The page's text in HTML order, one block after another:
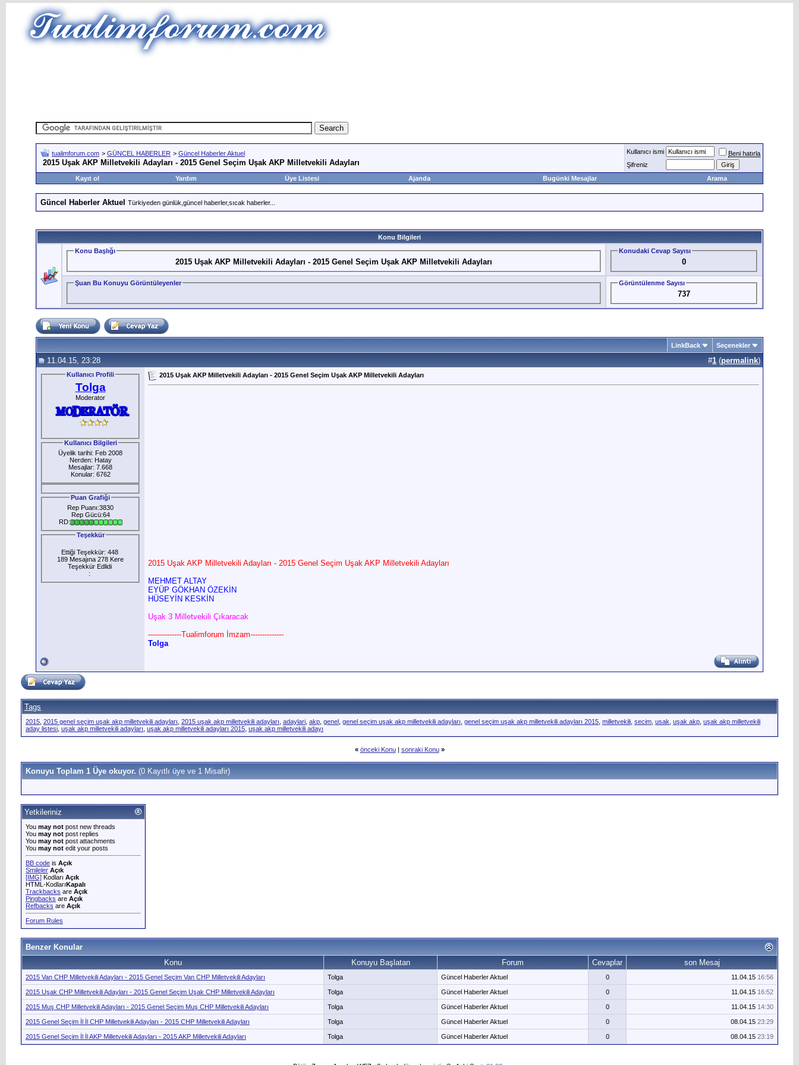
tualimforum.com > GÜNCEL HABERLER > Güncel Haberler Aktuel
2015 Uşak AKP Milletvekili Adayları - 2015 Genel Seçim Uşak AKP Milletvekili Adayları
Kullanıcı ismi
Beni hatırla
Şifreniz
Kayıt ol
Yardım Üye Listesi Ajanda Bugünki Mesajlar Arama
Güncel Haberler Aktuel Türkiyeden günlük,güncel haberler,sıcak haberler...
Konu Bilgileri
Konu Başlığı
2015 Uşak AKP Milletvekili Adayları - 2015 Genel Seçim Uşak AKP Milletvekili Adayları
Konudaki Cevap Sayısı
0
Şuan Bu Konuyu Görüntüleyenler Görüntülenme Sayısı
737
LinkBack Seçenekler
11.04.15, 23:28 #1 (permalink)
Kullanıcı Profili
Tolga
Moderator
Kullanıcı Bilgileri
Üyelik tarihi: Feb 2008
Nerden: Hatay
Mesajlar: 7.668
Konular: 6762
Puan Grafiği
Rep Puanı:3830
Rep Gücü:64
RD:
Teşekkür
Ettiği Teşekkür: 448
189 Mesajına 278 Kere
Teşekkür Edlidi
:
2015 Uşak AKP Milletvekili Adayları - 2015 Genel Seçim Uşak AKP Milletvekili Adayları
2015 Uşak AKP Milletvekili Adayları - 2015 Genel Seçim Uşak AKP Milletvekili Adayları
MEHMET ALTAY
EYÜP GÖKHAN ÖZEKİN
HÜSEYİN KESKİN
Uşak 3 Milletvekili Çıkaracak
--------------Tualimforum İmzam--------------
Tolga
Tags
2015 2015 genel seçim uşak akp milletvekili adayları 2015 uşak akp milletvekili adayları adaylari akp genel genel seçim uşak akp milletvekili adayları genel seçim uşak akp milletvekili adayları 2015 milletvekili secim usak uşak akp uşak akp milletvekili
aday listesi uşak akp milletvekili adayları uşak akp milletvekili adayları 2015 uşak akp milletvekili adayı
« önceki Konu| sonraki Konu »
Konuyu Toplam 1 Üye okuyor. (0 Kayıtlı üye ve 1 Misafir)
Yetkileriniz
You may not post new threads
You may not post replies
You may not post attachments
You may not edit your posts
BB code is Açık
Smileler Açık
[IMG] Kodları Açık
HTML-KodlarıKapalı
Trackbacks are Açık
Pingbacks are Açık
Refbacks are Açık
Forum Rules
Benzer Konular
Konu
Konuyu Başlatan Forum Cevaplar son Mesaj
2015 Van CHP Milletvekili Adayları - 2015 Genel Seçim Van CHP Milletvekili Adayları Tolga Güncel Haberler Aktuel 0 11.04.15 16:56
2015 Uşak CHP Milletvekili Adayları - 2015 Genel Seçim Uşak CHP Milletvekili Adayları Tolga Güncel Haberler Aktuel 0 11.04.15 16:52
2015 Muş CHP Milletvekili Adayları - 2015 Genel Seçim Muş CHP Milletvekili Adayları Tolga Güncel Haberler Aktuel 0 11.04.15 14:30
2015 Genel Seçim İl İl CHP Milletvekili Adayları - 2015 CHP Milletvekili Adayları Tolga Güncel Haberler Aktuel 0 08.04.15 23:29
2015 Genel Seçim İl İl AKP Milletvekili Adayları - 2015 AKP Milletvekili Adayları Tolga Güncel Haberler Aktuel 0 08.04.15 23:19